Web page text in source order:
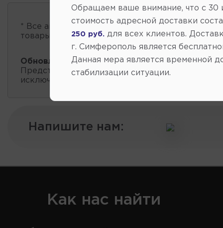
* Все автозапчасти есть в наличии
товары проходит несколько раз в сутки.
Обновление остатков и цен: 20:59 2026-08-06
Представленные данные о запчастях на этой
исключительно информационный характер.
Напишите нам:
Как нас найти
Обращаем ваше внимание, что c 30
стоимость адресной доставки
250 руб. для всех клиентов.
г. Симферополь является
Данная мера является временной
стабилизации ситуации.